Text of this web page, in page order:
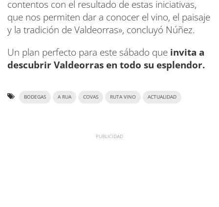
contentos con el resultado de estas iniciativas,
que nos permiten dar a conocer el vino, el paisaje
y la tradición de Valdeorras», concluyó Núñez.
Un plan perfecto para este sábado que invita a
descubrir Valdeorras en todo su esplendor.
BODEGAS A RUA COVAS RUTA VINO ACTUALIDAD